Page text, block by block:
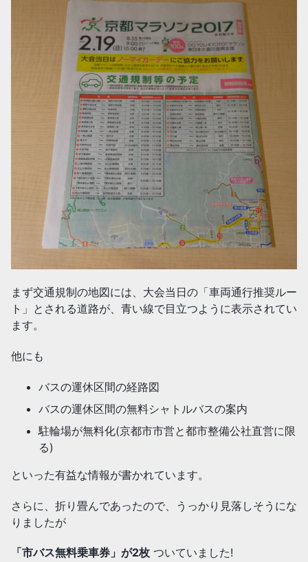
まず交通規制の地図には、大会当日の「車両通行推奨ルー
ト」とされる道路が、青い線で目立つように表示されてい
ます。
他にも
バスの運休区間の経路図
バスの運休区間の無料シャトルバスの案内
駐輪場が無料化(京都市市営と都市整備公社直営に限
る)
といった有益な情報が書かれています。
さらに、折り畳んであったので、うっかり見落しそうにな
りましたが
「市バス無料乗車券」が2枚 ついていました!